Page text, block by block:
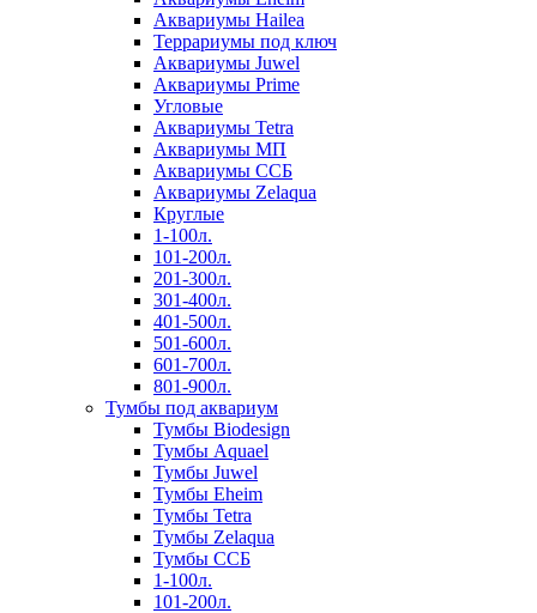
Аквариумы Hailea
Террариумы под ключ
Аквариумы Juwel
Аквариумы Prime
Угловые
Аквариумы Tetra
Аквариумы МП
Аквариумы ССБ
Аквариумы Zelaqua
Круглые
1-100л.
101-200л.
201-300л.
301-400л.
401-500л.
501-600л.
601-700л.
801-900л.
Тумбы под аквариум
Тумбы Biodesign
Тумбы Aquael
Тумбы Juwel
Тумбы Eheim
Тумбы Tetra
Тумбы Zelaqua
Тумбы ССБ
1-100л.
101-200л.